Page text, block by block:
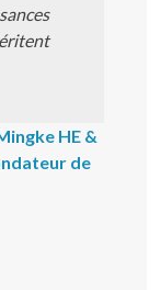
HE &
de